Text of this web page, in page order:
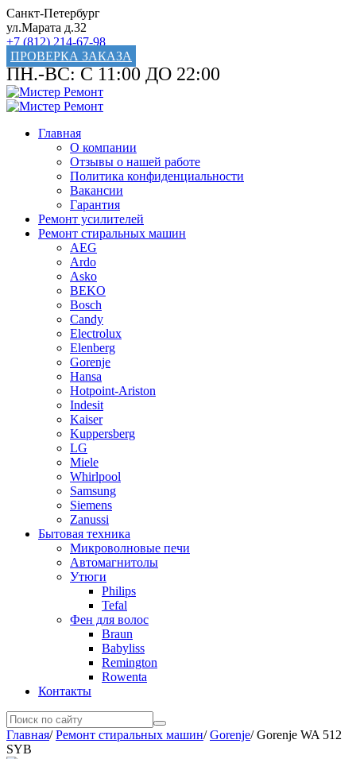
Санкт-Петербург
ул.Марата д.32
+7 (812) 214-67-98
ПРОВЕРКА ЗАКАЗА
ПН.-ВС: С 11:00 ДО 22:00
Главная
О компании
Отзывы о нашей работе
Политика конфиденциальности
Вакансии
Гарантия
Ремонт усилителей
Ремонт стиральных машин
AEG
Ardo
Asko
BEKO
Bosch
Candy
Electrolux
Elenberg
Gorenje
Hansa
Hotpoint-Ariston
Indesit
Kaiser
Kuppersberg
LG
Miele
Whirlpool
Samsung
Siemens
Zanussi
Бытовая техника
Микроволновые печи
Автомагнитолы
Утюги
Philips
Tefal
Фен для волос
Braun
Babyliss
Remington
Rowenta
Контакты
Главная/Ремонт стиральных машин/Gorenje/Gorenje WA 512
SYB